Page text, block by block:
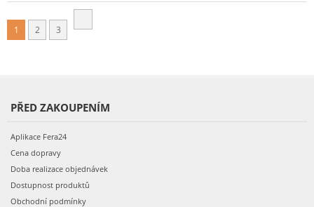
1 2 3
PŘED ZAKOUPENÍM
Aplikace Fera24
Cena dopravy
Doba realizace objednávek
Dostupnost produktů
Obchodní podmínky